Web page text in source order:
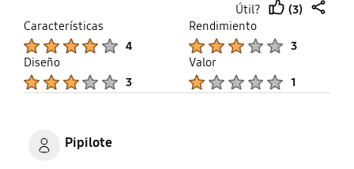
automaticamente cuando el cable está enchufado.
La sola solucion está a desenchufar el cable de
alimentación electricidad. Hay 2 años de garantia.
Este acaba de terminado!!
Útil?
up
(3)
Características
4
Rendimiento
3
Diseño
3
Valor
1
Pipilote